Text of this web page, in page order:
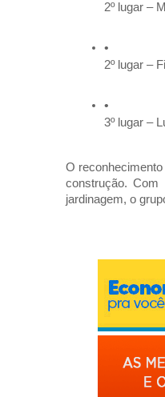
2º lugar –
2º lugar –
3º lugar –
O
construção. Com
jardinagem, o